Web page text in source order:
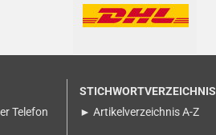
Telefon
STICHWORTVERZEICHNIS
► Artikelverzeichnis A-Z